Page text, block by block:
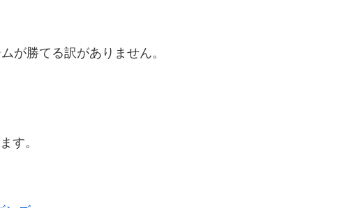
が勝てる訳がありません。
す。